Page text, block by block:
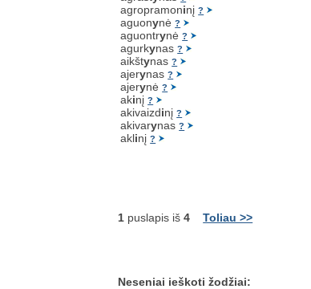
agropramoninį?
aguonynė?
aguontrynė?
agurkynas?
aikštynas?
ajerynas?
ajerynė?
akinį?
akivaizdinį?
akivarynas?
aklinį?
1 puslapis iš4 Toliau >>
Neseniai ieškoti žodžiai: